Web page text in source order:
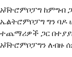
አቫትሮምቦፓግ ከምግብ
ኤልትሮምቦፓግ ግን ባዶ
ተጨማሪዎች ጋር
አቫትሮምቦፓግን ለብዙ